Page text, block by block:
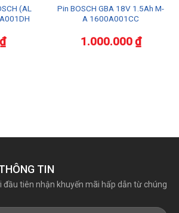
(AL
₫
Pin BOSCH GBA 18V 1.5Ah M-
A 1600A001CC
1.000.000₫
TIN
đầu tiên nhận khuyến mãi hấp dẫn từ chúng